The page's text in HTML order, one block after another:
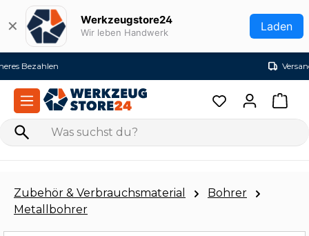
Zum Hauptinhalt springen
✕ Werkzeugstore24
Wir leben Handwerk Laden
Zubehör & Verbrauchsmaterial
Bohrer
Metallbohrer